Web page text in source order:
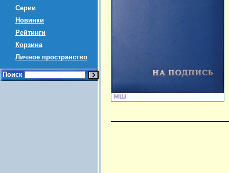
Серии
Новинки
Рейтинги
Корзина
Личное пространство
Поиск